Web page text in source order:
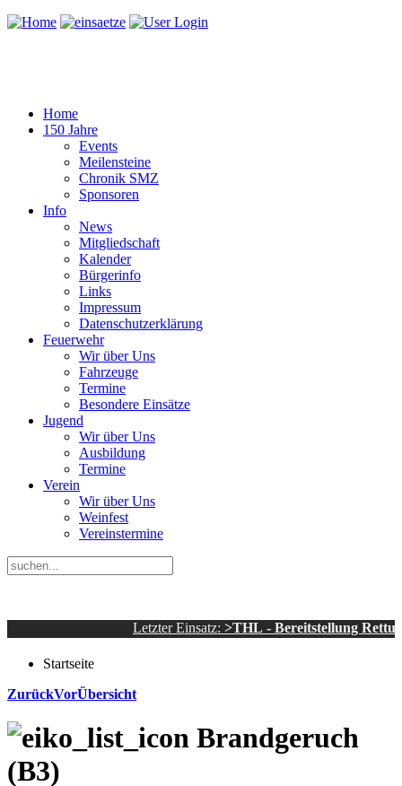
Home
150 Jahre
Events
Meilensteine
Chronik SMZ
Sponsoren
Info
News
Mitgliedschaft
Kalender
Bürgerinfo
Links
Impressum
Datenschutzerklärung
Feuerwehr
Wir über Uns
Fahrzeuge
Termine
Besondere Einsätze
Jugend
Wir über Uns
Ausbildung
Termine
Verein
Wir über Uns
Weinfest
Vereinstermine
Letzter Einsatz:>THL - Bereitstellung
Startseite
ZurückVorÜbersicht
Brandgeruch
(B3)